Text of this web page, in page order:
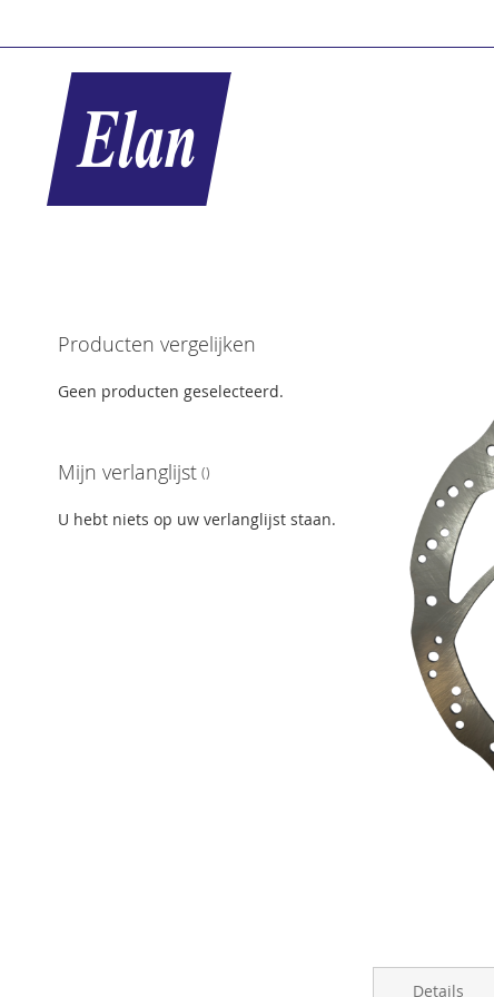
naar
inhoud
afbeeldingen-
Details
Producten vergelijken
Geen producten geselecteerd.
Mijn verlanglijst
U hebt niets op uw verlanglijst staan.